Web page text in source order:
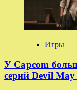
в
Evil
Requiem
—
утечка
из
Игры
У Capcom
серий Devil